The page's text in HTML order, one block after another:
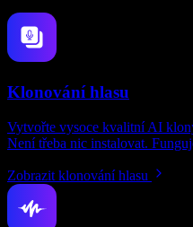
Klonování hlasu
Vytvořte vysoce kvalitní AI
Není třeba nic instalovat.
Zobrazit klonování hlasu